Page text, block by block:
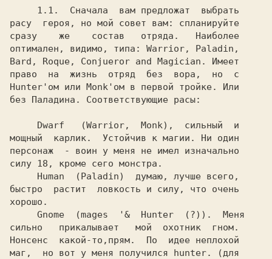
     1.1.
Сначала  вам предложат  выбрать
расу  героя, но мой совет вам: спланируйте
сразу    же    состав   отряда.   Наиболее
оптимален, видимо, типа: Warrior, Paladin,
Bard, Roque, Conjueror and Magician. Имеет
право  на  жизнь  отряд  без  вора,  но  с
Hunter'ом или Monk'ом в первой тройке. Или
без Паладина. Соответствующие расы:
мощный  карлик.  Устойчив к магии. Ни один
персонаж  - воин у меня не имел изначально
силу 18, кроме сего монстра.
быстро  растит  ловкость и силу, что очень
хорошо.
сильно   прикалывает   мой  охотник  гном.
Нонсенс  какой-то,прям.  По  идее неплохой
маг,  но вот у меня получился hunter. (для